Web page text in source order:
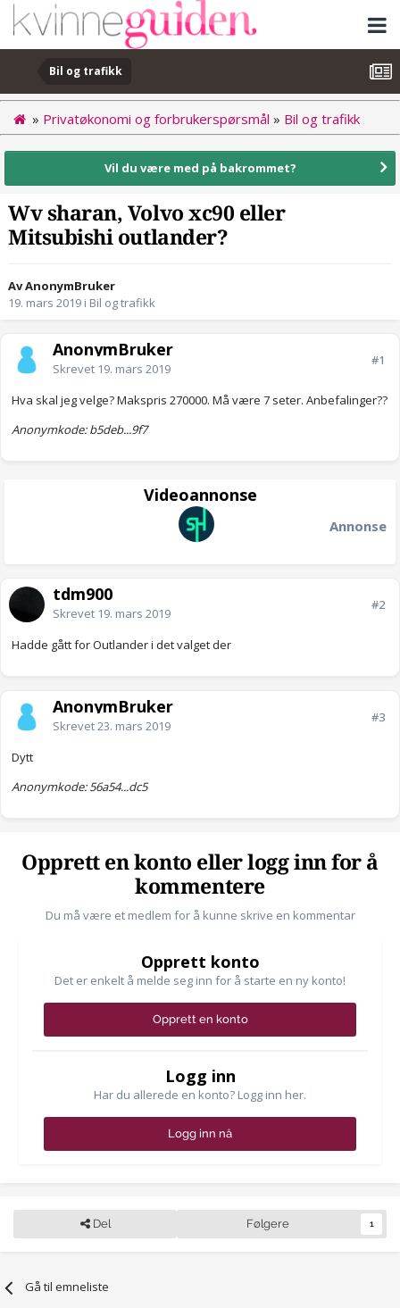
Bil og trafikk
» Privatøkonomi og forbrukerspørsmål » Bil og trafikk
Vil du være med på bakrommet?
Wv sharan, Volvo xc90 eller
Mitsubishi outlander?
Av AnonymBruker
19. mars 2019 i Bil og trafikk
AnonymBruker
Skrevet 19. mars 2019
#1
Hva skal jeg velge? Makspris 270000. Må være 7 seter. Anbefalinger??
Anonymkode: b5deb...9f7
Videoannonse
Annonse
tdm900
Skrevet 19. mars 2019
#2
Hadde gått for Outlander i det valget der
AnonymBruker
Skrevet23. mars 2019
#3
Dytt
Anonymkode: 56a54...dc5
Opprett en konto eller logg inn for å
kommentere
Du må være et medlem for å kunne skrive en kommentar
Opprett konto
Det er enkelt å melde seg inn for å starte en ny konto!
Opprett en konto
Logg inn
Har du allerede en konto? Logg inn her.
Logg inn nå
Del Følgere 1
Gå til emneliste